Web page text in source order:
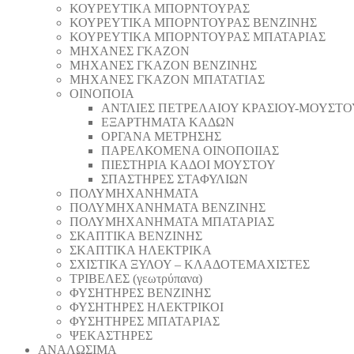
ΚΟΥΡΕΥΤΙΚΑ ΜΠΟΡΝΤΟΥΡΑΣ
ΚΟΥΡΕΥΤΙΚΑ ΜΠΟΡΝΤΟΥΡΑΣ ΒΕΝΖΙΝΗΣ
ΚΟΥΡΕΥΤΙΚΑ ΜΠΟΡΝΤΟΥΡΑΣ ΜΠΑΤΑΡΙΑΣ
ΜΗΧΑΝΕΣ ΓΚΑΖΟΝ
ΜΗΧΑΝΕΣ ΓΚΑΖΟΝ ΒΕΝΖΙΝΗΣ
ΜΗΧΑΝΕΣ ΓΚΑΖΟΝ ΜΠΑΤΑΤΙΑΣ
ΟΙΝΟΠΟΙΑ
ΑΝΤΛΙΕΣ ΠΕΤΡΕΛΑΙΟΥ ΚΡΑΣΙΟΥ-
ΕΞΑΡΤΗΜΑΤΑ ΚΑΔΩΝ
ΟΡΓΑΝΑ ΜΕΤΡΗΣΗΣ
ΠΑΡΕΛΚΟΜΕΝΑ ΟΙΝΟΠΟΙΙΑΣ
ΠΙΕΣΤΗΡΙΑ ΚΑΔΟΙ ΜΟΥΣΤΟΥ
ΣΠΑΣΤΗΡΕΣ ΣΤΑΦΥΛΙΩΝ
ΠΟΛΥΜΗΧΑΝΗΜΑΤΑ
ΠΟΛΥΜΗΧΑΝΗΜΑΤΑ ΒΕΝΖΙΝΗΣ
ΠΟΛΥΜΗΧΑΝΗΜΑΤΑ ΜΠΑΤΑΡΙΑΣ
ΣΚΑΠΤΙΚΑ ΒΕΝΖΙΝΗΣ
ΣΚΑΠΤΙΚΑ ΗΛΕΚΤΡΙΚΑ
ΣΧΙΣΤΙΚΑ ΞΥΛΟΥ – ΚΛΑΔΟΤΕΜΑΧΙΣΤΕΣ
ΤΡΙΒΕΛΕΣ (γεωτρύπανα)
ΦΥΣΗΤΗΡΕΣ ΒΕΝΖΙΝΗΣ
ΦΥΣΗΤΗΡΕΣ ΗΛΕΚΤΡΙΚΟΙ
ΦΥΣΗΤΗΡΕΣ ΜΠΑΤΑΡΙΑΣ
ΨΕΚΑΣΤΗΡΕΣ
ΑΝΑΛΩΣΙΜΑ